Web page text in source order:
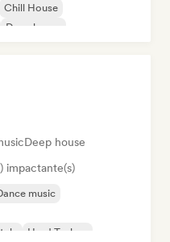
Chill House
Deep house
Deep house
impactante(s)
music
Hard Techno